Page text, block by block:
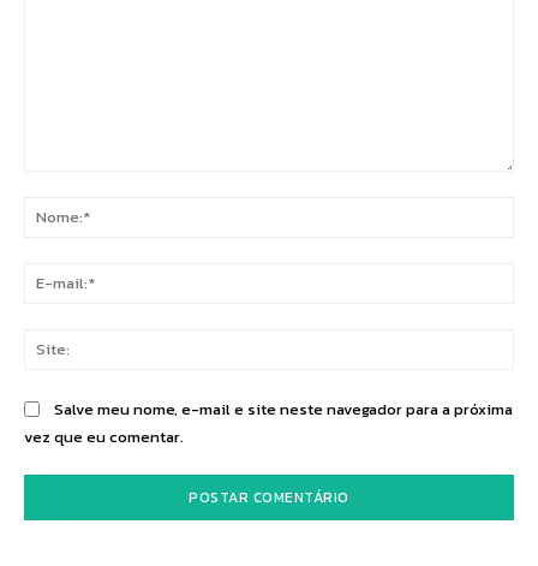
Salve meu nome, e-mail e site neste navegador para a próxima
vez que eu comentar.